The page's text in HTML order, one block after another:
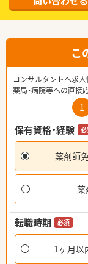
こ
コンサルタントへ求
薬局・病院等への直接
1
保有資格・経験
薬剤師
薬
転職時期 必須
1ヶ月以